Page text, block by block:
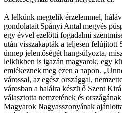
A lelkünk megtelik érzelemmel,
gondolatait Spányi Antal megyés
egy évvel ezelőtti fogadalmi
után visszakapták a teljesen felújított
ünnep jelentőségét hangsúlyozta,
lelkükben is igazán magyarok, egy
emlékeznek meg ezen a napon.
várossal, az egész országgal,
városban a halálra készülő Szent
választotta nemzetének és
Magyarok Nagyasszonyának